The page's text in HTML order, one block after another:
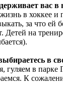
вас в
в хоккее и
за что ей
Детей на
в
гуляем в парке
К